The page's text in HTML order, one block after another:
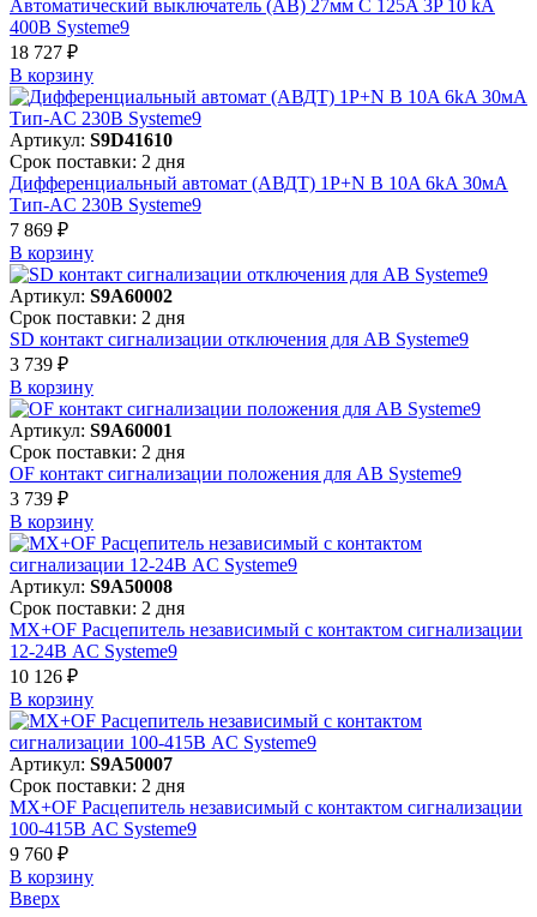
Автоматический выключатель (АВ) 27мм C 125A 3P 10 kA
400В Systeme9
18 727 ₽
В корзинy
Артикул: S9D41610
Срок поставки: 2 дня
Дифференциальный автомат (АВДТ) 1P+N B 10A 6kA 30мА
Тип-AC 230В Systeme9
7 869 ₽
В корзинy
Артикул: S9A60002
Срок поставки: 2 дня
SD контакт сигнализации отключения для АВ Systeme9
3 739 ₽
В корзинy
Артикул: S9A60001
Срок поставки: 2 дня
OF контакт сигнализации положения для АВ Systeme9
3 739 ₽
В корзинy
Артикул: S9A50008
Срок поставки: 2 дня
MX+OF Расцепитель независимый с контактом сигнализации
12-24В AC Systeme9
10 126 ₽
В корзинy
Артикул: S9A50007
Срок поставки: 2 дня
MX+OF Расцепитель независимый с контактом сигнализации
100-415В AC Systeme9
9 760 ₽
В корзинy
Вверх